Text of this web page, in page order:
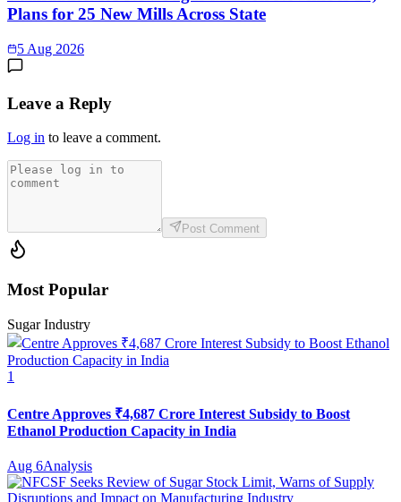
Plans for 25 New Mills Across State
5 Aug 2026
Leave a Reply
Log in to leave a comment.
Post Comment
Most Popular
Sugar Industry
1
Centre Approves ₹4,687 Crore Interest Subsidy to Boost
Ethanol Production Capacity in India
Aug 6Analysis